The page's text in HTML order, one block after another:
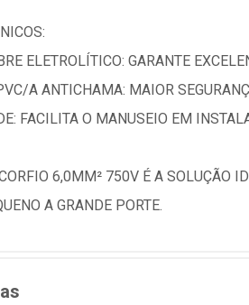
ELETROLÍTICO: GARANTE
A ANTICHAMA: MAIOR
FACILITA O MANUSEIO EM
6,0MM² 750V É A SOLUÇÃO
A GRANDE PORTE.